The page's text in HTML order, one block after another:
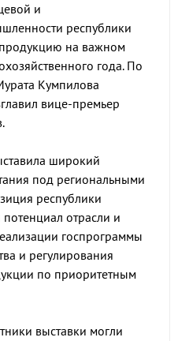
и
республики
на важном
года. По
Кумпилова
вице-премьер
широкий
под региональными
республики
отрасли и
госпрограммы
и регулирования
по приоритетным
выставки могли